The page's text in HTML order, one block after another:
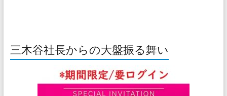
三木谷社長からの大盤振る舞い